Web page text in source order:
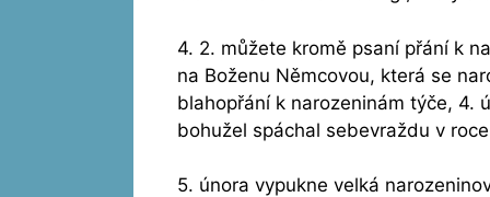
4. 2. můžete kromě psaní přání k
na Boženu Němcovou, která se
blahopřání k narozeninám týče, 4.
bohužel spáchal sebevraždu v
5. února vypukne velká